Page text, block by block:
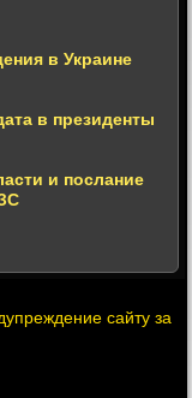
в Украине
в президенты
и послание
сайту за